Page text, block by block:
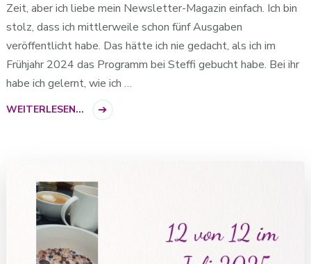
Zeit, aber ich liebe mein Newsletter-Magazin einfach. Ich bin
stolz, dass ich mittlerweile schon fünf Ausgaben
veröffentlicht habe. Das hätte ich nie gedacht, als ich im
Frühjahr 2024 das Programm bei Steffi gebucht habe. Bei ihr
habe ich gelernt, wie ich …
WEITERLESEN...